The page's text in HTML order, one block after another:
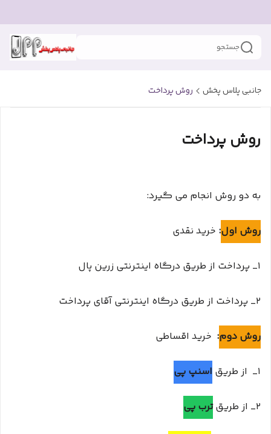
جستجو
جانبی پلاس پخش روش پرداخت
روش پرداخت
به دو روش انجام می گیرد:
روش اول: خرید نقدی
۱_ پرداخت از طریق درگاه اینترنتی زرین پال
۲_ پرداخت از طریق درگاه اینترنتی آقای پرداخت
روش دوم: خرید اقساطی
۱_ از طریق اسنپ پی
۲_ از طریق ترب پی